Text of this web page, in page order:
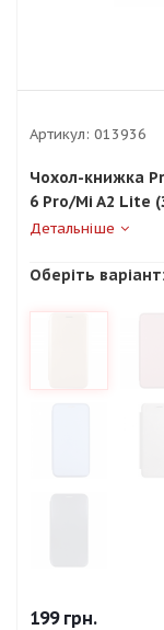
Артикул: 013936
Чохол-книжка
6 Pro/Mi A2 Lite
Детальніше
Оберіть варіант:
199грн.